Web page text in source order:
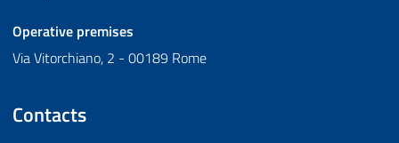
Operative premises
Via Vitorchiano, 2 - 00189 Rome
Contacts